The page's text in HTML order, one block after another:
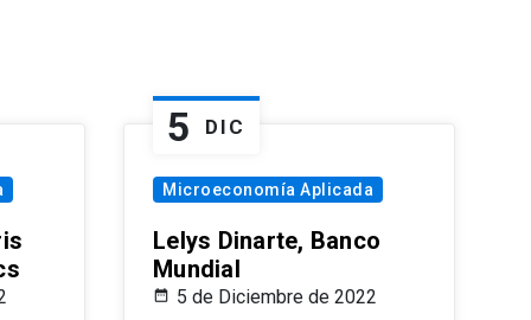
5 DIC
Microeconomía Aplicada
Lelys Dinarte, Banco
Mundial
5 de Diciembre de 2022